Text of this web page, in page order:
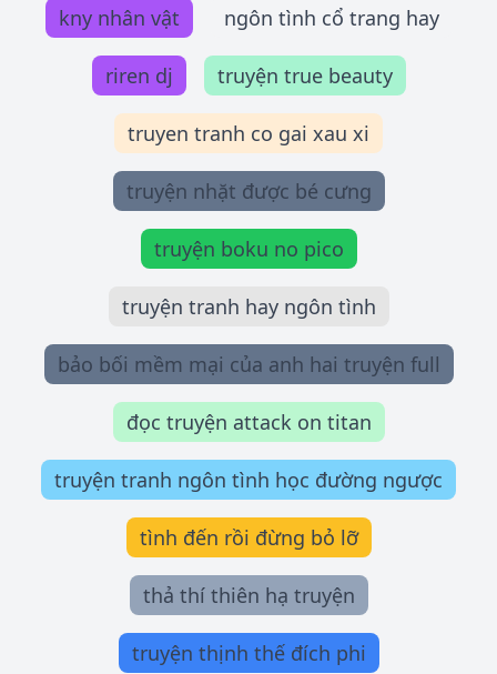
kny nhân vật ngôn tình cổ trang hay
riren dj truyện true beauty
truyen tranh co gai xau xi
truyện nhặt được bé cưng
truyện boku no pico
truyện tranh hay ngôn tình
bảo bối mềm mại của anh hai truyện full
đọc truyện attack on titan
truyện tranh ngôn tình học đường ngược
tình đến rồi đừng bỏ lỡ
thả thí thiên hạ truyện
truyện thịnh thế đích phi